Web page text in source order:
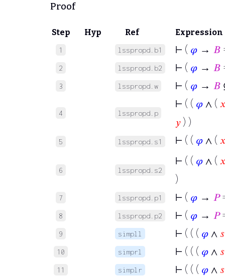
Proof
Step Hyp Ref Expression
1 lsspropd.b1 ⊢ ( 𝜑 → 𝐵
2 lsspropd.b2 ⊢ ( 𝜑 → 𝐵
3 lsspropd.w ⊢ ( 𝜑 → 𝐵
4 lsspropd.p
⊢ ( ( 𝜑 ∧ (
𝑦) )
5 lsspropd.s1 ⊢ ( ( 𝜑 ∧ (
6 lsspropd.s2
⊢ ( ( 𝜑 ∧ (
)
7 lsspropd.p1 ⊢ ( 𝜑 → 𝑃
8 lsspropd.p2 ⊢ ( 𝜑 → 𝑃
9 simpll ⊢ ( ( ( 𝜑 ∧ 𝑠
10 simprl ⊢ ( ( ( 𝜑 ∧ 𝑠
11 simplr ⊢ ( ( ( 𝜑 ∧ 𝑠